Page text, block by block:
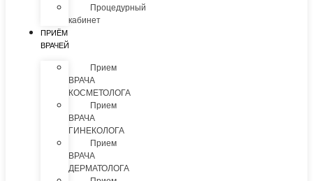
Процедурный
кабинет
ПРИЁМ
ВРАЧЕЙ
Прием
ВРАЧА
КОСМЕТОЛОГА
Прием
ВРАЧА
ГИНЕКОЛОГА
Прием
ВРАЧА
ДЕРМАТОЛОГА